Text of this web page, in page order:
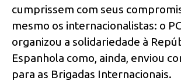
cumprissem com seus
mesmo os internacionalistas: o
organizou a solidariedade à
Espanhola como, ainda, enviou
para as Brigadas Internacionais.